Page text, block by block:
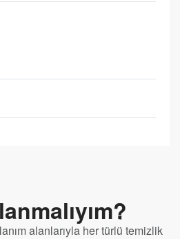
alanlarıyla her türlü temizlik